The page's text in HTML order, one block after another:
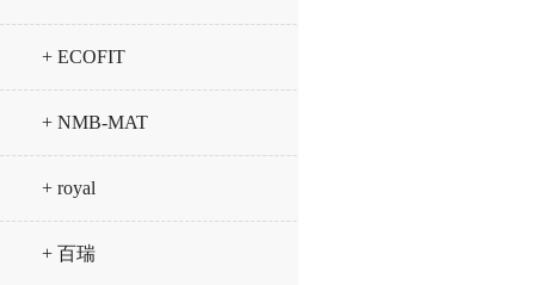
+ ECOFIT
+ NMB-MAT
+ royal
+ 百瑞